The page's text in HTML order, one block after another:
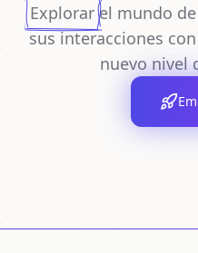
Explorar el mundo
sus interacciones
nuevo nivel